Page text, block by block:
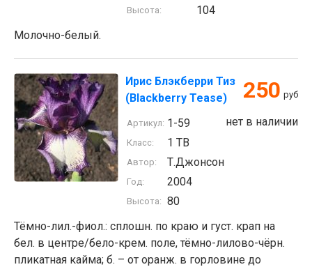
Высота:
104
Молочно-белый.
Ирис Блэкберри Тиз
(Blackberry Tease)
250 руб
нет в наличии
Артикул: 1-59
Класс: 1 TB
Автор: Т.Джонсон
Год: 2004
Высота: 80
Тёмно-лил.-фиол.: сплошн. по краю и густ. крап на
бел. в центре/бело-крем. поле, тёмно-лилово-чёрн.
пликатная кайма; б. – от оранж. в горловине до